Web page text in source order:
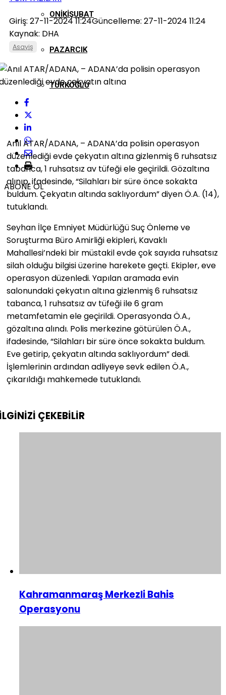
ONIKIŞUBAT
PAZARCIK
TÜRKOĞLU
Giriş: 27-11-2024 11:24Güncelleme: 27-11-2024 11:24
Kaynak: DHA
Asayiş
ABONE OL
Anıl ATAR/ADANA, – ADANA’da polisin operasyon
düzenlediği evde çekyatın altına gizlenmiş 6 ruhsatsız
tabanca, 1 ruhsatsız av tüfeği ele geçirildi. Gözaltına
alınıp, ifadesinde, “Silahları bir süre önce sokakta
buldum. Çekyatın altında saklıyordum” diyen Ö.A. (14),
tutuklandı.
Seyhan İlçe Emniyet Müdürlüğü Suç Önleme ve
Soruşturma Büro Amirliği ekipleri, Kavaklı
Mahallesi’ndeki bir müstakil evde çok sayıda ruhsatsız
silah olduğu bilgisi üzerine harekete geçti. Ekipler, eve
operasyon düzenledi. Yapılan aramada evin
salonundaki çekyatın altına gizlenmiş 6 ruhsatsız
tabanca, 1 ruhsatsız av tüfeği ile 6 gram
metamfetamin ele geçirildi. Operasyonda Ö.A.,
gözaltına alındı. Polis merkezine götürülen Ö.A.,
ifadesinde, “Silahları bir süre önce sokakta buldum.
Eve getirip, çekyatın altında saklıyordum” dedi.
İşlemlerinin ardından adliyeye sevk edilen Ö.A.,
çıkarıldığı mahkemede tutuklandı.
ÇEKEBİLİR
Kahramanmaraş Merkezli Bahis
Operasyonu